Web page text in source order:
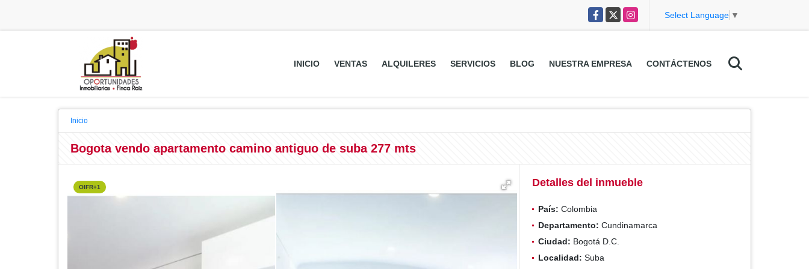
Facebook
X Instagram Select Language ▼
INICIO VENTAS ALQUILERES SERVICIOS BLOG NUESTRA EMPRESA CONTÁCTENOS
Inicio
Bogota vendo apartamento camino antiguo de suba 277 mts
OIFR+1 Detalles del inmueble
País: Colombia
Departamento: Cundinamarca
Ciudad: Bogotá D.C.
Localidad: Suba